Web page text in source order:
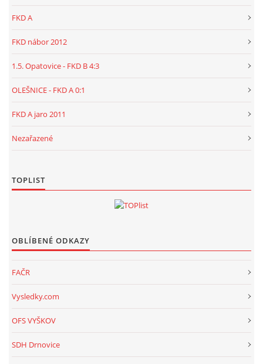
FKD A
FKD nábor 2012
1.5. Opatovice - FKD B 4:3
OLEŠNICE - FKD A 0:1
FKD A jaro 2011
Nezařazené
TOPLIST
OBLÍBENÉ ODKAZY
FAČR
Vysledky.com
OFS VYŠKOV
SDH Drnovice